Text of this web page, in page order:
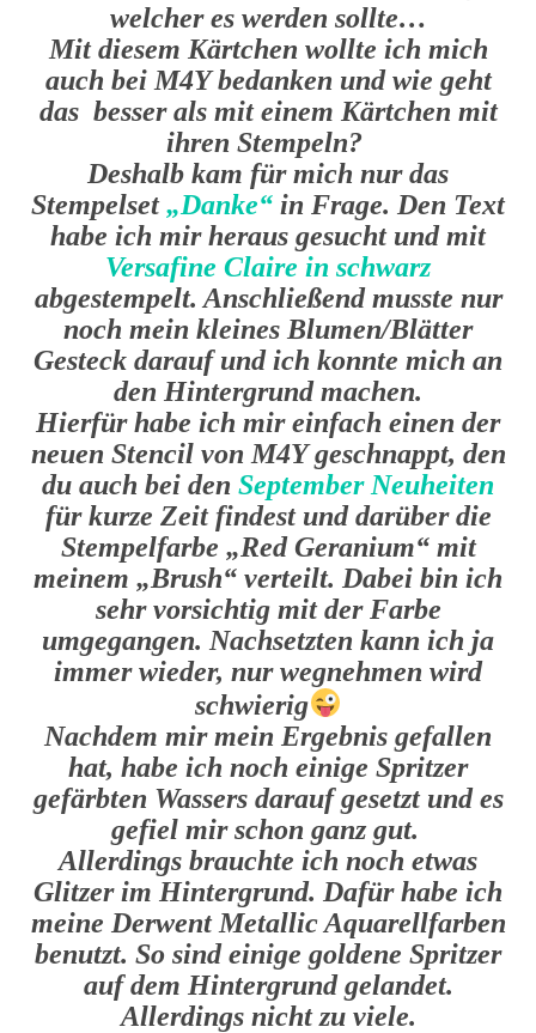
welcher es werden sollte…
Mit diesem Kärtchen wollte ich mich
auch bei M4Y bedanken und wie geht
das besser als mit einem Kärtchen mit
ihren Stempeln?
Deshalb kam für mich nur das
Stempelset„Danke“ in Frage. Den Text
habe ich mir heraus gesucht und mit
Versafine Claire in schwarz
abgestempelt. Anschließend musste nur
noch mein kleines Blumen/Blätter
Gesteck darauf und ich konnte mich an
den Hintergrund machen.
Hierfür habe ich mir einfach einen der
neuen Stencil von M4Y geschnappt, den
du auch bei den September Neuheiten
für kurze Zeit findest und darüber die
Stempelfarbe „Red Geranium“ mit
meinem „Brush“ verteilt. Dabei bin ich
sehr vorsichtig mit der Farbe
umgegangen. Nachsetzten kann ich ja
immer wieder, nur wegnehmen wird
schwierig
Nachdem mir mein Ergebnis gefallen
hat, habe ich noch einige Spritzer
gefärbten Wassers darauf gesetzt und es
gefiel mir schon ganz gut.
Allerdings brauchte ich noch etwas
Glitzer im Hintergrund. Dafür habe ich
meine Derwent Metallic Aquarellfarben
benutzt. So sind einige goldene Spritzer
auf dem Hintergrund gelandet.
Allerdings nicht zu viele.